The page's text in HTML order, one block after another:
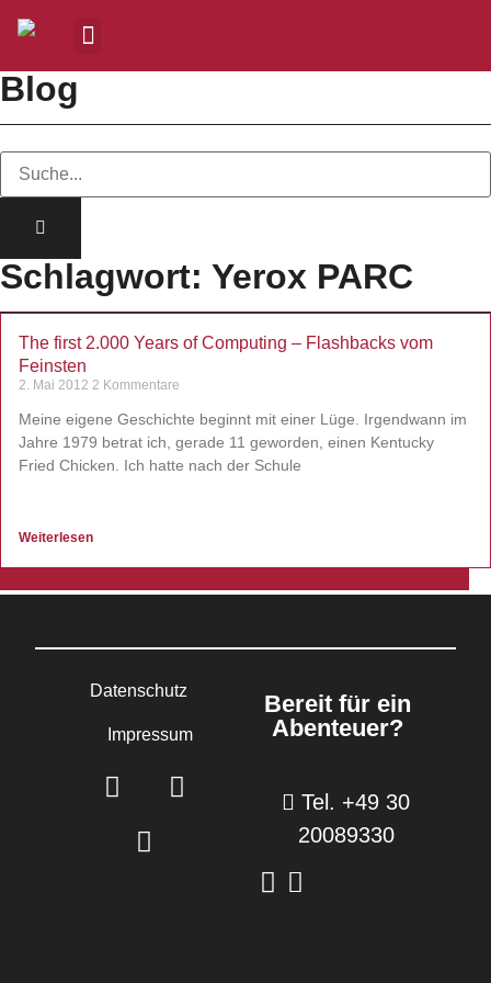
Blog
Schlagwort: Yerox PARC
The first 2.000 Years of Computing – Flashbacks vom
Feinsten
2. Mai 2012 2 Kommentare
Meine eigene Geschichte beginnt mit einer Lüge. Irgendwann im
Jahre 1979 betrat ich, gerade 11 geworden, einen Kentucky
Fried Chicken. Ich hatte nach der Schule
Weiterlesen
Datenschutz
Impressum
Bereit für ein
Abenteuer?
Tel. +49 30
20089330